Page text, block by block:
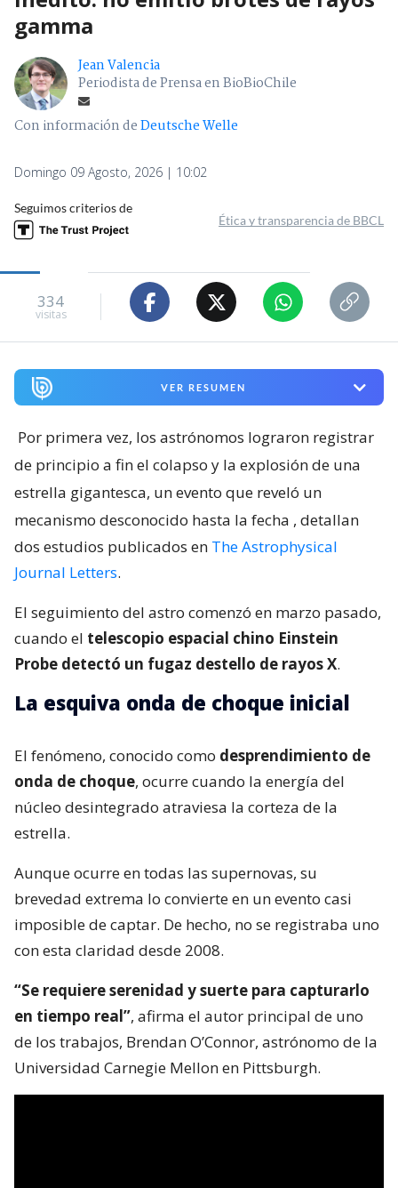
gamma
Jean Valencia
Periodista de Prensa en BioBioChile
Con información deDeutsche Welle
Domingo 09 Agosto, 2026 | 10:02
Seguimos criterios de
Ética y transparencia de BBCL
334
visitas
VER RESUMEN
Por primera vez, los astrónomos lograron registrar
de principio a fin el colapso y la explosión de una
estrella gigantesca, un evento que reveló un
mecanismo desconocido hasta la fecha , detallan
dos estudios publicados en The Astrophysical
Journal Letters.
El seguimiento del astro comenzó en marzo pasado,
cuando el telescopio espacial chino Einstein
Probe detectó un fugaz destello de rayos X.
La esquiva onda de choque inicial
El fenómeno, conocido como desprendimiento de
onda de choque, ocurre cuando la energía del
núcleo desintegrado atraviesa la corteza de la
estrella.
Aunque ocurre en todas las supernovas, su
brevedad extrema lo convierte en un evento casi
imposible de captar. De hecho, no se registraba uno
con esta claridad desde 2008.
“Se requiere serenidad y suerte para capturarlo
en tiempo real”, afirma el autor principal de uno
de los trabajos, Brendan O’Connor, astrónomo de la
Universidad Carnegie Mellon en Pittsburgh.